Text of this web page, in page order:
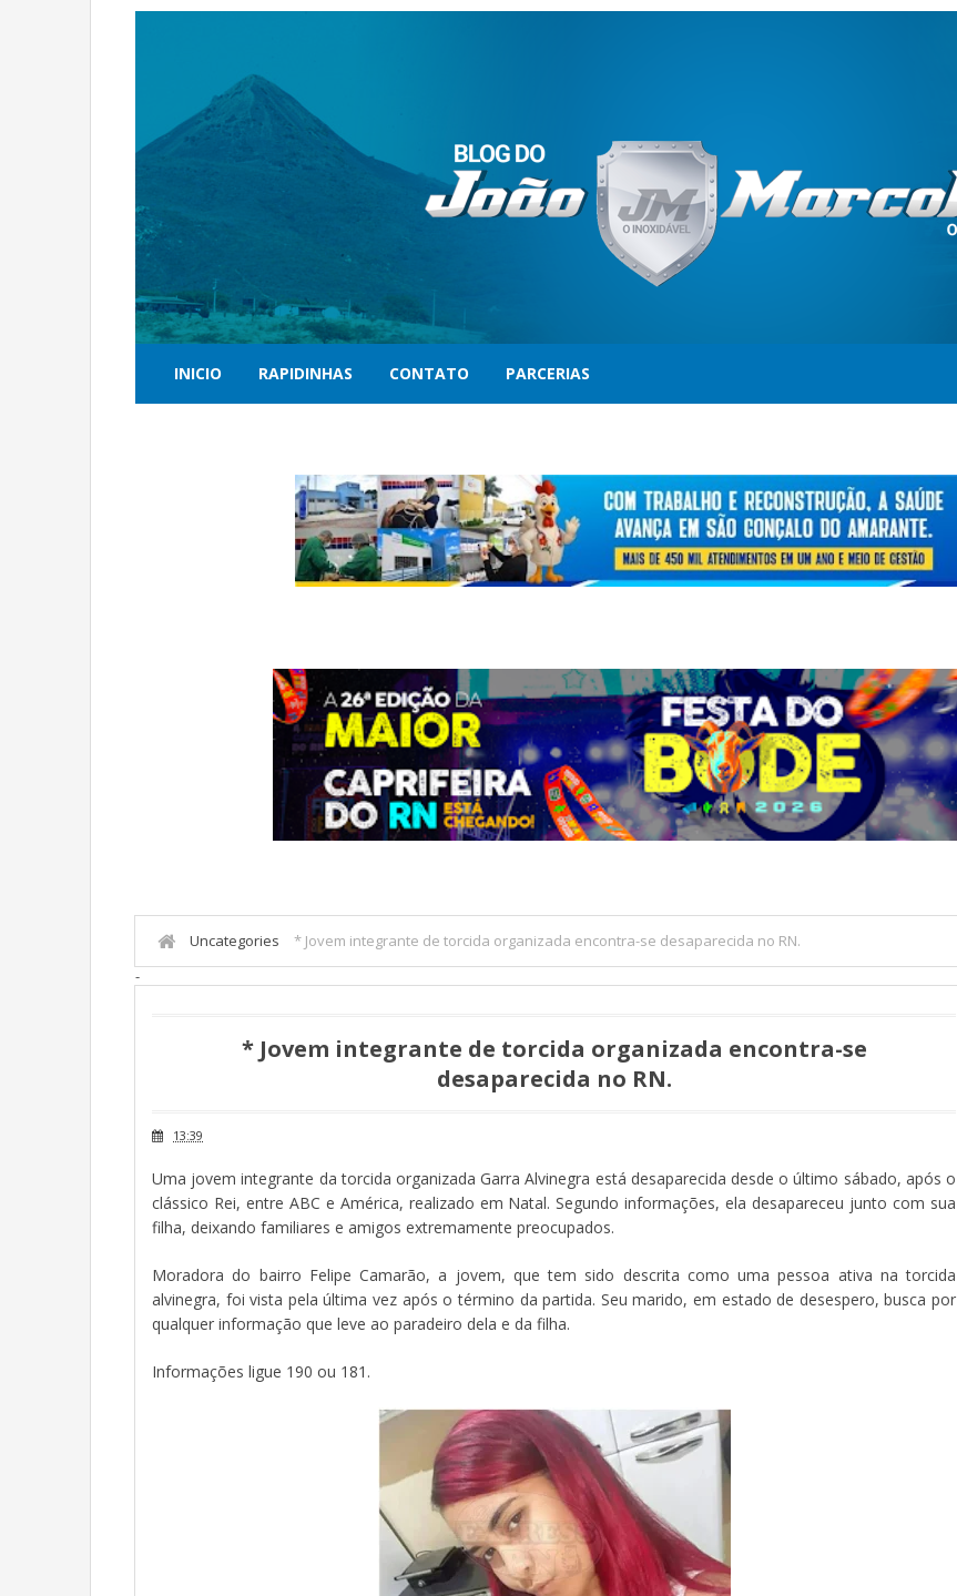
INICIO RAPIDINHAS CONTATO PARCERIAS
Uncategories
* Jovem integrante de torcida organizada encontra-se desaparecida no RN.
-
* Jovem integrante de torcida organizada encontra-se
desaparecida no RN.
13:39
Uma jovem integrante da torcida organizada Garra Alvinegra está desaparecida desde o último sábado, após o
clássico Rei, entre ABC e América, realizado em Natal. Segundo informações, ela desapareceu junto com sua
filha, deixando familiares e amigos extremamente preocupados.
Moradora do bairro Felipe Camarão, a jovem, que tem sido descrita como uma pessoa ativa na torcida
alvinegra, foi vista pela última vez após o término da partida. Seu marido, em estado de desespero, busca por
qualquer informação que leve ao paradeiro dela e da filha.
Informações ligue 190 ou 181.